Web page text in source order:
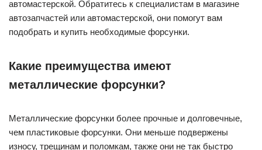
автомастерской. Обратитесь к специалистам в магазине
автозапчастей или автомастерской, они помогут вам
подобрать и купить необходимые форсунки.
Какие преимущества имеют
металлические форсунки?
Металлические форсунки более прочные и долговечные,
чем пластиковые форсунки. Они меньше подвержены
износу, трещинам и поломкам, также они не так быстро